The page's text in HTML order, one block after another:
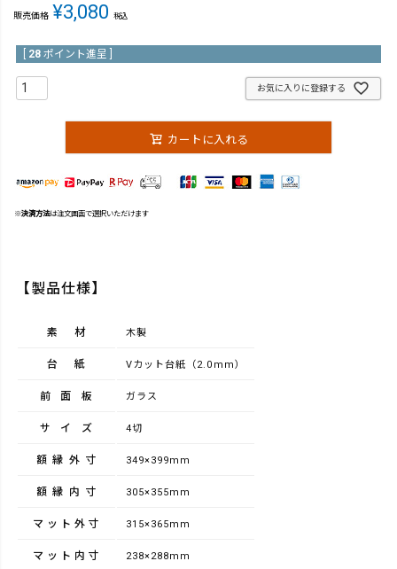
販売価格 ¥3,080 税込
28 ポイント進呈 ]
お気に入りに登録する
カートに入れる
※決済方法は注文画面で選択いただけます
【製品仕様】
素材 木製
台紙 Vカット台紙（2.0mm）
前面板 ガラス
サイズ 4切
額縁外寸 349×399mm
額縁内寸 305×355mm
マット外寸 315×365mm
マット内寸 238×288mm